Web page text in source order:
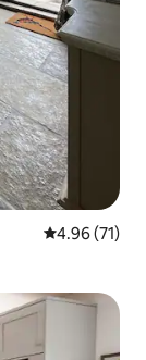
平均评分
4.96 (71)